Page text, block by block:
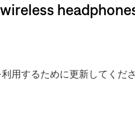
用するために更新してくだ